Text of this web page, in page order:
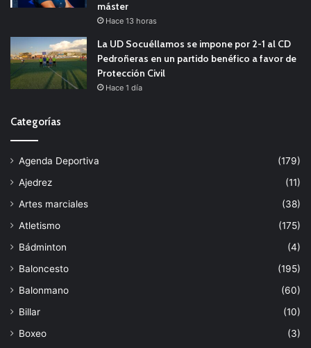
máster
Hace 13 horas
La UD Socuéllamos se impone por 2-1 al CD
Pedroñeras en un partido benéfico a favor de
Protección Civil
Hace 1 día
Categorías
Agenda Deportiva
(179)
Ajedrez
(11)
Artes marciales
(38)
Atletismo
(175)
Bádminton
(4)
Baloncesto
(195)
Balonmano
(60)
Billar
(10)
Boxeo
(3)